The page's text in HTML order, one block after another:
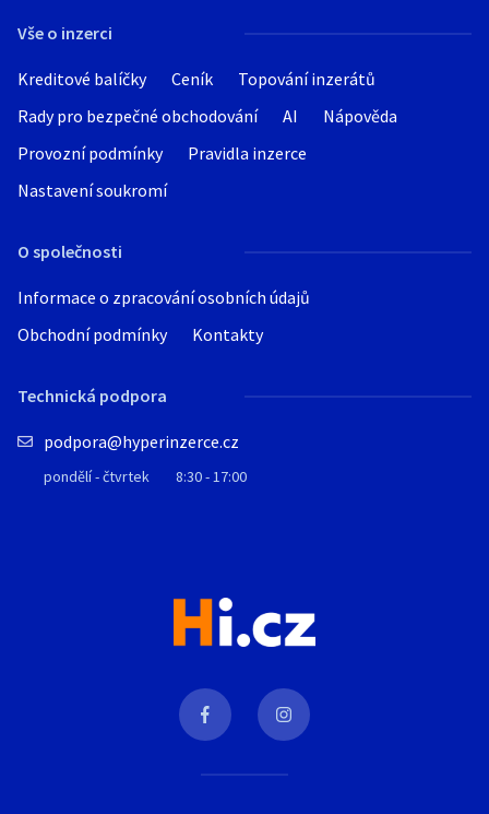
Vše o inzerci
Kreditové balíčky Ceník
Topování inzerátů
Rady pro bezpečné obchodování
AI
Nápověda
Provozní podmínky
Pravidla inzerce
Nastavení soukromí
O společnosti
Informace o zpracování osobních údajů
Obchodní podmínky
Kontakty
Technická podpora
podpora@hyperinzerce.cz
pondělí - čtvrtek 8:30 - 17:00